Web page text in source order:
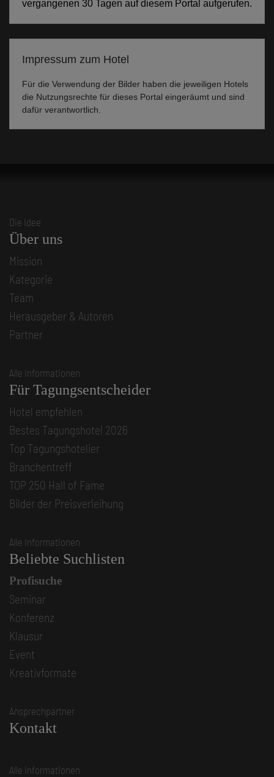
vergangenen 30 Tagen auf diesem Portal aufgerufen.
Impressum zum Hotel
Für die Verwendung der Bilder haben die jeweiligen Hotels
die Nutzungsrechte für dieses Portal eingeräumt und sind
dafür verantwortlich.
Die Idee
Über uns
Mission
Kategorie
Team
Herausgeber & Autoren
Partner
Alle Informationen
Für Tagungsentscheider
Hotel empfehlen
Bestes Tagungshotel 2026
Top Tagungshotelier
Branchentreff
TOP 250 Hall of Fame
Bilder der Preisverleihung
Alle Informationen
Beliebte Suchlisten
Profisuche
Seminar
Konferenz
Klausur
Event
Kreativformate
Ansprechpartner
Kontakt
Alle Informationen